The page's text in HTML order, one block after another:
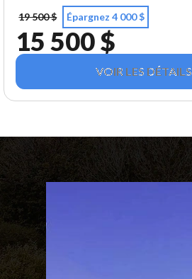
19 500 $
Épargnez 4 000 $
15 500 $
VOIR LES DÉTAILS